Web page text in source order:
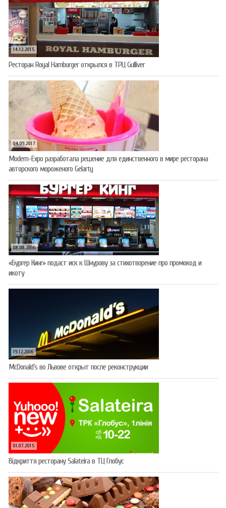
14.12.2015
Ресторан Royal Hamburger открылся в ТРЦ Gulliver
04.09.2017
Modern-Expo разработала решение для единственного в мире ресторана
авторского мороженого Gelarty
08.08.2016
«Бургер Кинг» подаст иск к Шнурову за стихотворение про промокод и
икоту
19.12.2016
McDonald’s во Львове открыт после реконструкции
01.07.2015
Відкриття ресторану Salateirа в ТЦ Глобус